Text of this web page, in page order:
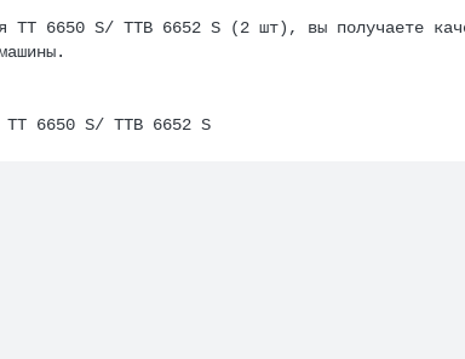
ТТ 6650 S/ TTB 6652 S (2 шт), вы получаете
ТТ 6650 S/ TTB 6652 S